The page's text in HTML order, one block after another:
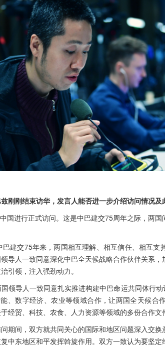
刚刚结束访华，发言人能否进一步介绍访问情况及
国进行正式访问。这是中巴建交75周年之际，两
建交75年来，两国相互理解、相互信任、相互支
导人一致同意深化中巴全天候战略合作伙伴关系
引领，注入强劲动力。
领导人一致同意扎实推进构建中巴命运共同体行
、数字经济、农业等领域合作，让两国全天候合
经贸、科技、农食、人力资源等领域的多份合作文
期间，双方就共同关心的国际和地区问题深入交
中东地区和平发挥斡旋作用。双方一致认为要坚